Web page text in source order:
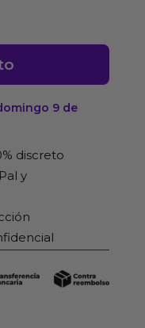
9 de
discreto
y